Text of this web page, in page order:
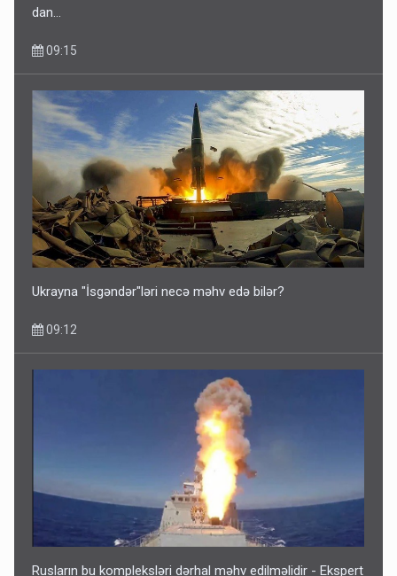
Bu ölkələrə şəxsiyyət vəsiqəsi ilə gedə biləcəksiniz -
SİYAHI
6 Avqust 10:53
dan…
09:15
Ukrayna "İsgəndər"ləri necə məhv edə bilər?
09:12
Rusların bu kompleksləri dərhal məhv edilməlidir - Ekspert